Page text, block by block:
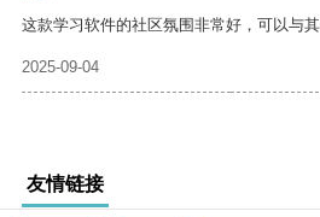
这款学习软件的社区氛围非常好，可以与
2025-09-04
友情链接